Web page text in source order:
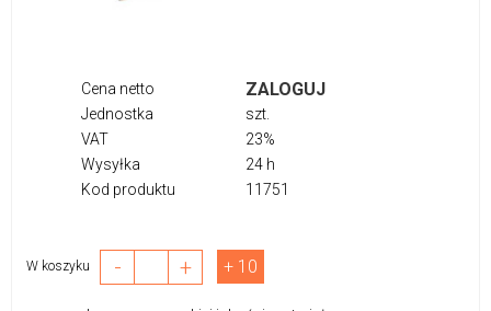
Cena netto ZALOGUJ
Jednostka
szt.
VAT
23%
Wysyłka
24 h
Kod produktu
11751
W koszyku - + + 10